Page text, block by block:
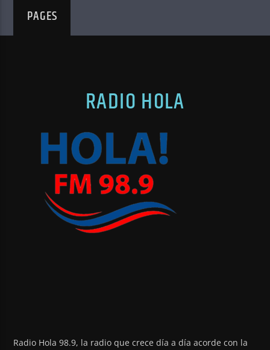
PAGES
RADIO HOLA
Radio Hola 98.9, la radio que crece día a día acorde con la